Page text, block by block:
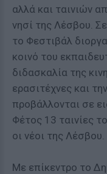
αλλά και ταινιών
νησί της Λέσβου.
το Φεστιβάλ
κοινό του
διδασκαλία της
ερασιτέχνες και
προβάλλονται σε
Φέτος 13 ταινίες
οι νέοι της Λέσβου.
Με επίκεντρο το